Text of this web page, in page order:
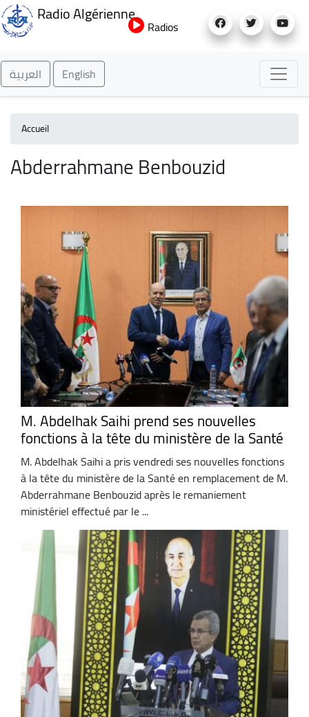
au
Radio Algérienne
Radios
العربية English
Accueil
Abderrahmane Benbouzid
M. Abdelhak Saihi prend ses nouvelles
fonctions à la tête du ministère de la Santé
M. Abdelhak Saihi a pris vendredi ses nouvelles fonctions
à la tête du ministère de la Santé en remplacement de M.
Abderrahmane Benbouzid après le remaniement
ministériel effectué par le ...